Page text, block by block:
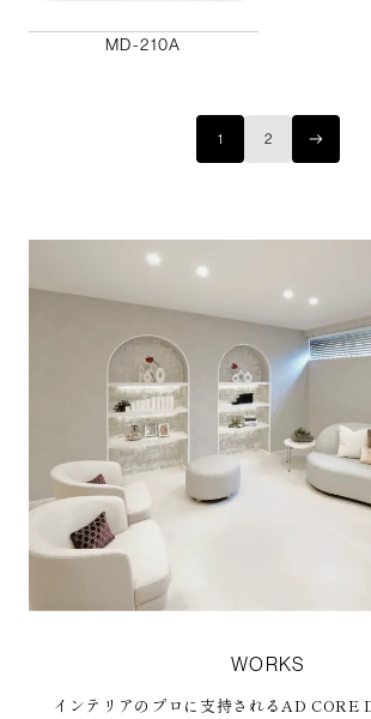
MD-210A
1 2
WORKS
インテリアのプロに支持されるAD CORE